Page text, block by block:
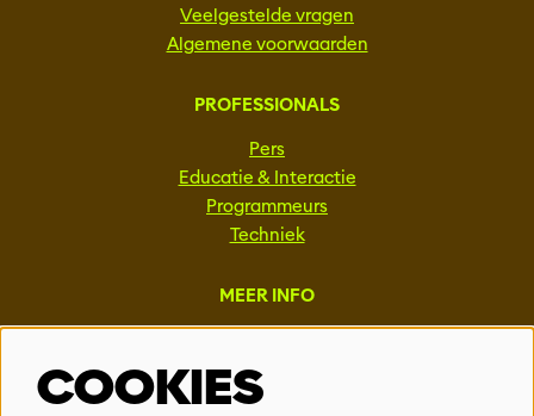
Veelgestelde vragen
Algemene voorwaarden
PROFESSIONALS
Pers
Educatie & Interactie
Programmeurs
Techniek
MEER INFO
Vacatures
Events & Partnerships
COOKIES